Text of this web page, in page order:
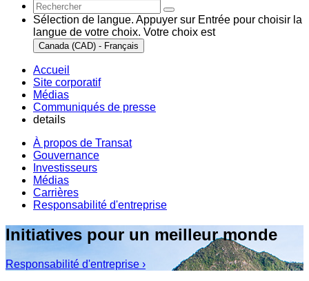
Sélection de langue. Appuyer sur Entrée pour choisir la
langue de votre choix. Votre choix est
Canada (CAD) - Français
Accueil
Site corporatif
Médias
Communiqués de presse
details
À propos de Transat
Gouvernance
Investisseurs
Médias
Carrières
Responsabilité d'entreprise
Initiatives pour un meilleur monde
Responsabilité d'entreprise ›